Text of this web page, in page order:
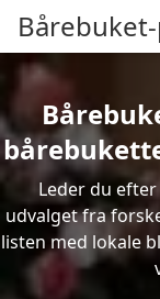
Leder du
udvalget fra
listen med lokale